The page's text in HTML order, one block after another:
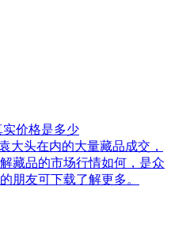
价格是多少
头在内的大量藏品成交，
藏品的市场行情如何，是众
朋友可下载了解更多。